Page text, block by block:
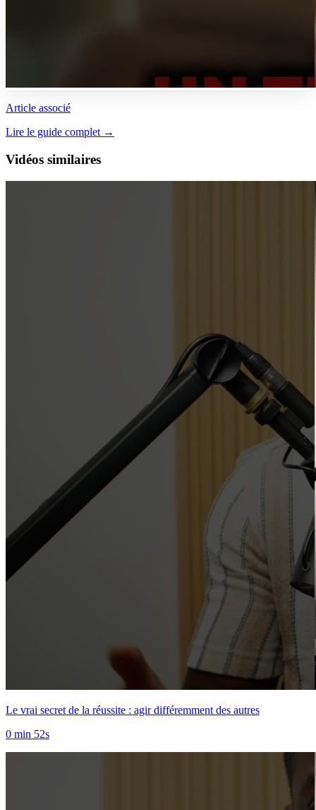
Article associé
Lire le guide complet →
Vidéos similaires
Le vrai secret de la réussite : agir différemment des autres
0 min 52s